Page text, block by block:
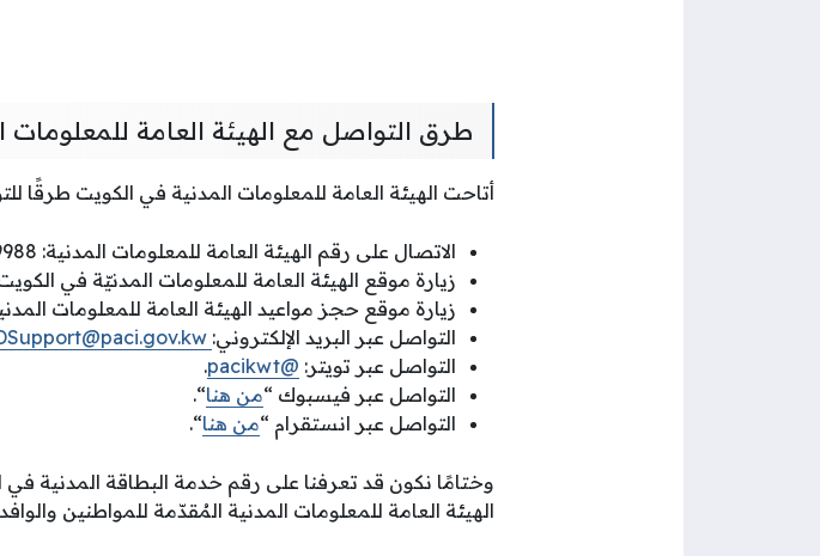
طرق التواصل مع الهيئة العامة للمعلومات
أتاحت الهيئة العامة للمعلومات المدنية في الكويت طرقًا
الاتصال على رقم الهيئة العامة للمعلومات المدنية: 1889988.
زيارة موقع الهيئة العامة للمعلومات المدنيّة في
زيارة موقع حجز مواعيد الهيئة العامة للمعلومات
التواصل عبر البريد الإلكتروني:
التواصل عبر تويتر: @pacikwt
.
التواصل عبر فيسبوك “من هنا“.
التواصل عبر انستقرام “من هنا“.
وختامًا نكون قد تعرفنا على رقم خدمة البطاقة المدنية
الهيئة العامة للمعلومات المدنية المُقدّمة للمواطنين